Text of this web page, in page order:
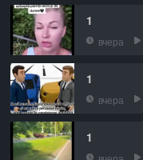
1
вчера
1
вчера
1